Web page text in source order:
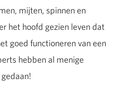
mijten, spinnen en
het hoofd gezien leven dat
goed functioneren van een
hebben al menige